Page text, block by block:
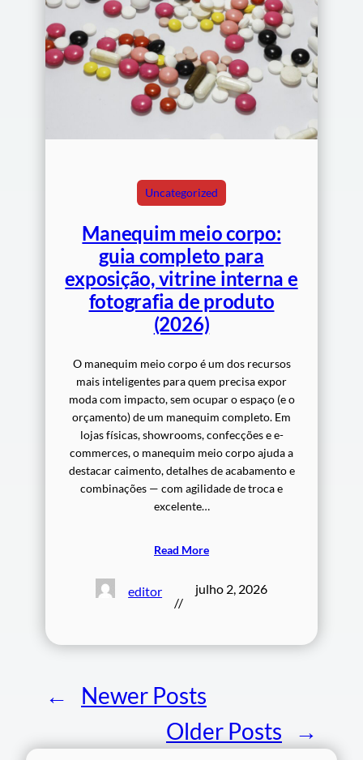
Uncategorized
Manequim meio corpo:
guia completo para
exposição, vitrine interna e
fotografia de produto
(2026)
O manequim meio corpo é um dos recursos
mais inteligentes para quem precisa expor
moda com impacto, sem ocupar o espaço (e o
orçamento) de um manequim completo. Em
lojas físicas, showrooms, confecções e e-
commerces, o manequim meio corpo ajuda a
destacar caimento, detalhes de acabamento e
combinações — com agilidade de troca e
excelente…
Read More
editor
//
julho 2, 2026
←
Newer Posts
Older Posts
→